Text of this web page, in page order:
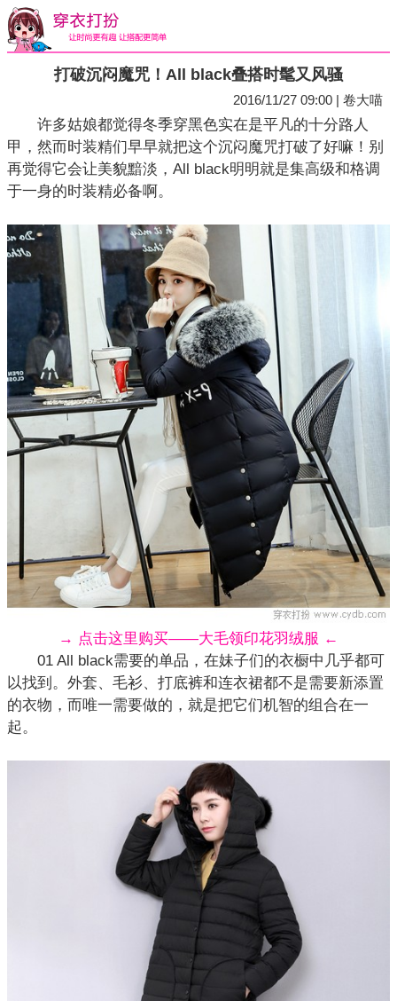
打破沉闷魔咒！All black叠搭时髦又风骚
2016/11/27 09:00 | 卷大喵
许多姑娘都觉得冬季穿黑色实在是平凡的十分路人
甲，然而时装精们早早就把这个沉闷魔咒打破了好嘛！别
再觉得它会让美貌黯淡，All black明明就是集高级和格调
于一身的时装精必备啊。
→ 点击这里购买——大毛领印花羽绒服 ←
01 All black需要的单品，在妹子们的衣橱中几乎都可
以找到。外套、毛衫、打底裤和连衣裙都不是需要新添置
的衣物，而唯一需要做的，就是把它们机智的组合在一
起。